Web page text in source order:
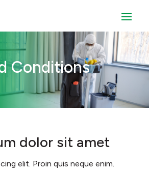
Conditions
dolor sit amet
elit. Proin quis neque enim.